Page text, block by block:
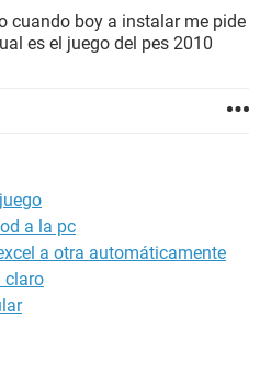
cuando boy a instalar me pide
es el juego del pes 2010
a la pc
a otra automáticamente
claro